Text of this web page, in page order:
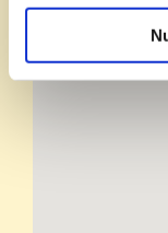
58239
Goethestraße 19